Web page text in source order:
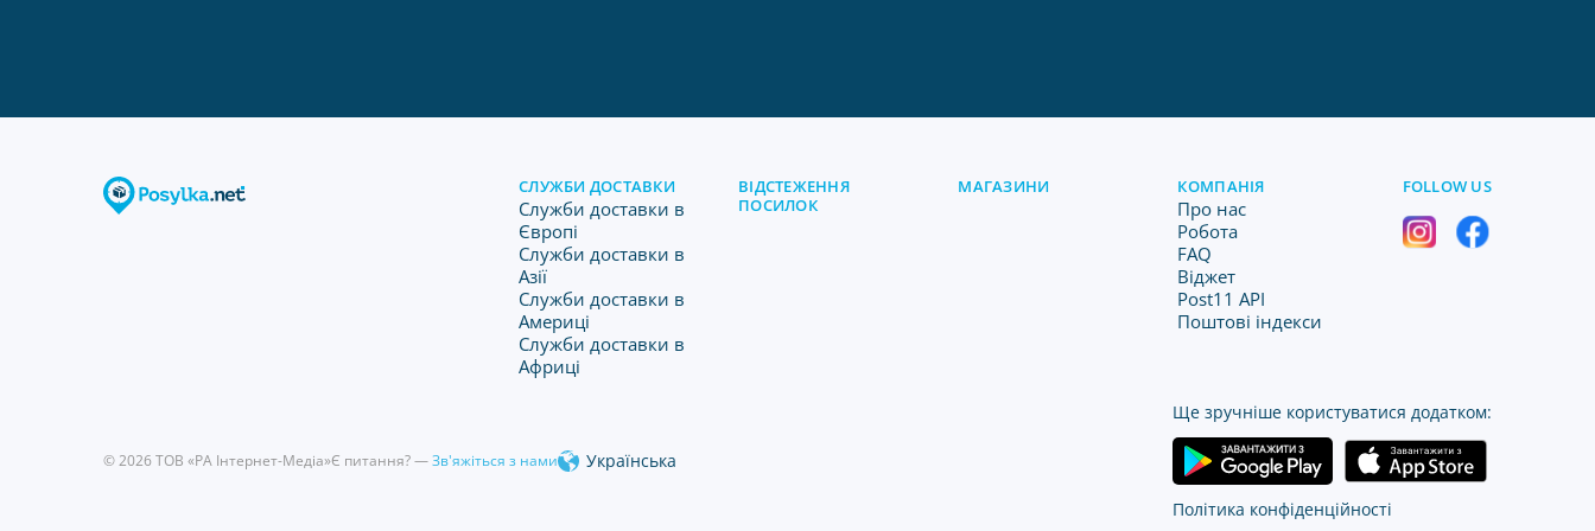
СЛУЖБИ ДОСТАВКИ
Служби доставки в
Європі
Служби доставки в
Азії
Служби доставки в
Америці
Служби доставки в
Африці
ВІДСТЕЖЕННЯ
ПОСИЛОК
МАГАЗИНИ КОМПАНІЯ
Про нас
Робота
FAQ
Віджет
Post11 API
Поштові індекси
FOLLOW US
© 2026 ТОВ «РА Інтернет-Медіа»Є питання? —Зв'яжіться з нами Українська
Ще зручніше користуватися додатком:
Політика конфіденційності